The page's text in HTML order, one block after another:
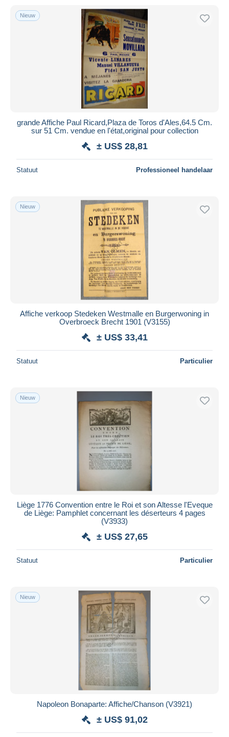
Nieuw
grande Affiche Paul Ricard,Plaza de Toros d'Ales,64.5 Cm.
sur 51 Cm. vendue en l'état,original pour collection
± US$ 28,81
Statuut Professioneel handelaar
Nieuw
Affiche verkoop Stedeken Westmalle en Burgerwoning in
Overbroeck Brecht 1901 (V3155)
± US$ 33,41
Statuut Particulier
Nieuw
Liège 1776 Convention entre le Roi et son Altesse l'Eveque
de Liège: Pamphlet concernant les déserteurs 4 pages
(V3933)
± US$ 27,65
Statuut Particulier
Nieuw
Napoleon Bonaparte: Affiche/Chanson (V3921)
± US$ 91,02